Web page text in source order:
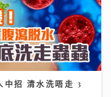
招 清水洗唔走 3